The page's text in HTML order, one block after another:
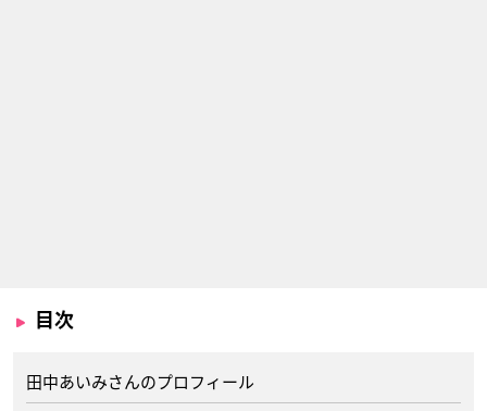
目次
田中あいみさんのプロフィール